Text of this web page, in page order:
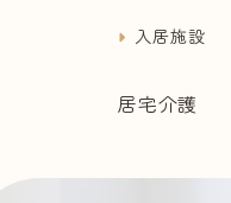
入居施設
居宅介護